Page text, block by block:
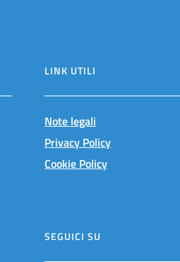
LINK UTILI
Note legali
Privacy Policy
Cookie Policy
SEGUICI SU